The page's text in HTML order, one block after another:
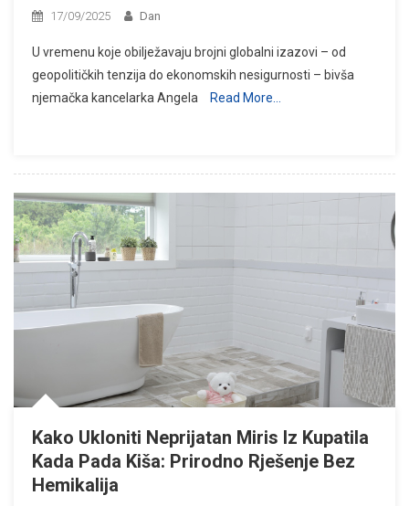
17/09/2025 Dan
U vremenu koje obilježavaju brojni globalni izazovi – od
geopolitičkih tenzija do ekonomskih nesigurnosti – bivša
njemačka kancelarka Angela
Read More…
Kako Ukloniti Neprijatan Miris Iz Kupatila
Kada Pada Kiša: Prirodno Rješenje Bez
Hemikalija